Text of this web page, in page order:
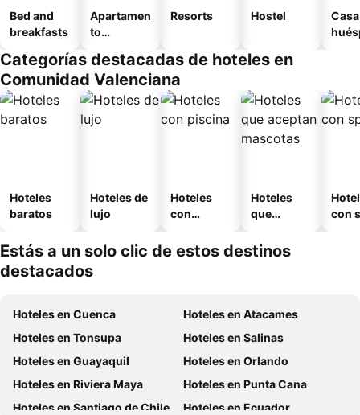
Bed and
breakfasts
Apartamen
to
o
Resorts Hostel
Categorías destacadas de hoteles en
Comunidad Valenciana
Hoteles
baratos
Hoteles de
lujo
Hoteles
con
Hoteles
que
mascotas
con
Estás a un solo clic de estos destinos
destacados
Hoteles en Cuenca
Hoteles en Atacames
Hoteles en Tonsupa
Hoteles en Salinas
Hoteles en Guayaquil
Hoteles en Orlando
Hoteles en Riviera Maya
Hoteles en Punta Cana
Hoteles en Santiago de Chile
Hoteles en Ecuador